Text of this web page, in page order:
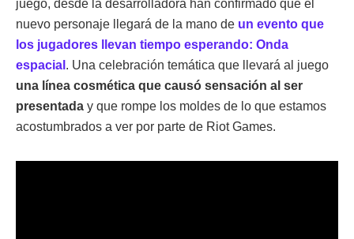
juego, desde la desarrolladora han confirmado que el
nuevo personaje llegará de la mano de un evento que
los jugadores llevan tiempo esperando: Onda
espacial . Una celebración temática que llevará al juego
una línea cosmética que causó sensación al ser
presentada y que rompe los moldes de lo que estamos
acostumbrados a ver por parte de Riot Games.